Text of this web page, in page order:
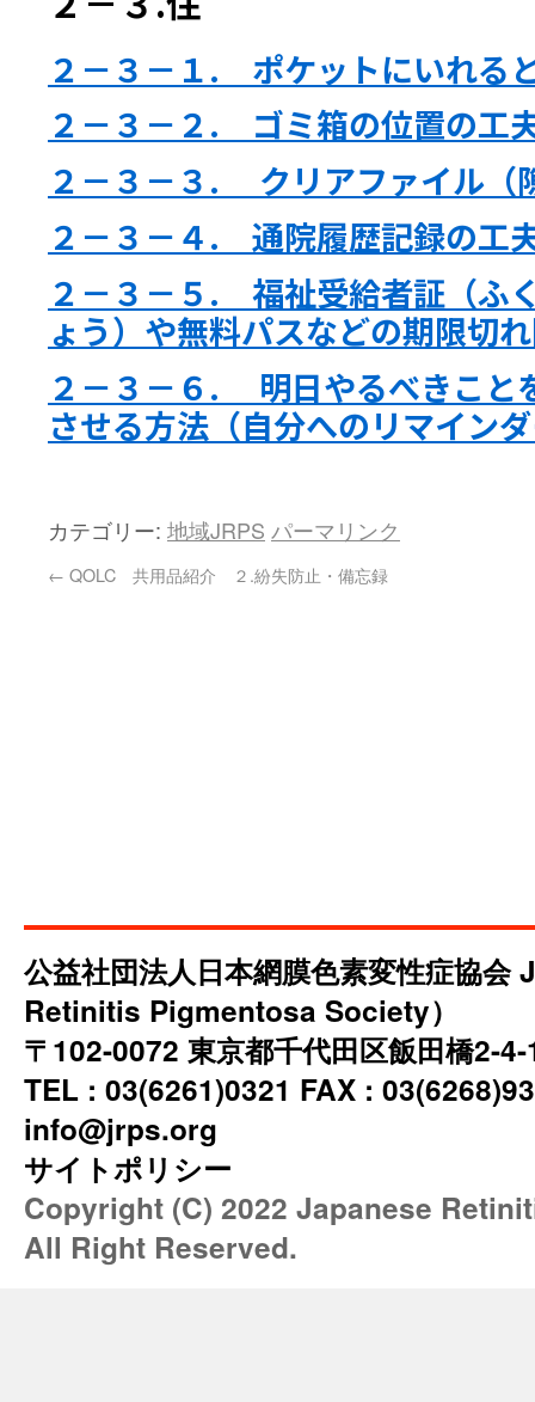
２－３－１. ポケットにいれる
２－３－２. ゴミ箱の位置の工
２－３－３. クリアファイル（
２－３－４. 通院履歴記録の工
２－３－５. 福祉受給者証（ふ
ょう）や無料パスなどの期限切
２－３－６. 明日やるべきこと
させる方法（自分へのリマイン
カテゴリー: 地域JRPS パーマリンク
← QOLC 共用品紹介 ２.紛失防止・備忘録
公益社団法人日本網膜色素変性症協会
Retinitis Pigmentosa Society）
〒102-0072 東京都千代田区飯田橋2-
TEL : 03(6261)0321 FAX :
info@jrps.org
サイトポリシー
Copyright (C) 2022 Japanese
All Right Reserved.